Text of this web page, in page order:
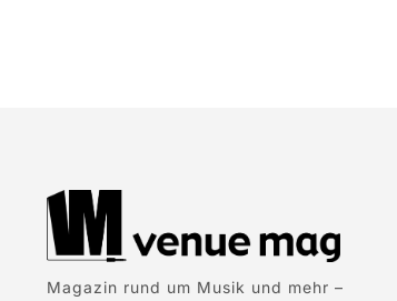
Magazin rund um Musik und mehr –